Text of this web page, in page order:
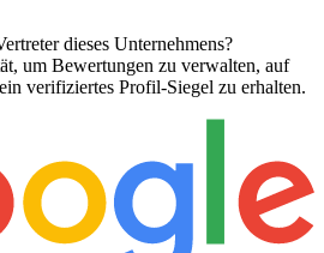
dieses Unternehmens?
um Bewertungen zu verwalten, auf
verifiziertes Profil-Siegel zu erhalten.